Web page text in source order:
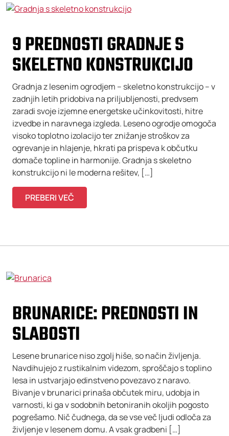
9 PREDNOSTI GRADNJE S
SKELETNO KONSTRUKCIJO
Gradnja z lesenim ogrodjem – skeletno konstrukcijo – v
zadnjih letih pridobiva na priljubljenosti, predvsem
zaradi svoje izjemne energetske učinkovitosti, hitre
izvedbe in naravnega izgleda. Leseno ogrodje omogoča
visoko toplotno izolacijo ter znižanje stroškov za
ogrevanje in hlajenje, hkrati pa prispeva k občutku
domače topline in harmonije. Gradnja s skeletno
konstrukcijo ni le moderna rešitev, […]
PREBERI VEČ
BRUNARICE: PREDNOSTI IN
SLABOSTI
Lesene brunarice niso zgolj hiše, so način življenja.
Navdihujejo z rustikalnim videzom, sproščajo s toplino
lesa in ustvarjajo edinstveno povezavo z naravo.
Bivanje v brunarici prinaša občutek miru, udobja in
varnosti, ki ga v sodobnih betoniranih okoljih pogosto
pogrešamo. Nič čudnega, da se vse več ljudi odloča za
življenje v lesenem domu. A vsak gradbeni […]